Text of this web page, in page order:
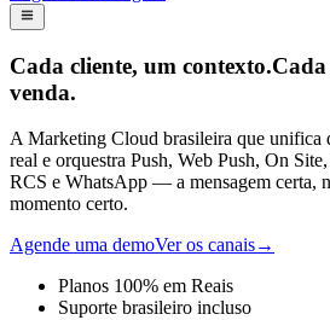
Cada cliente, um contexto.
venda.
A Marketing Cloud brasileira que unifica
real e orquestra Push, Web Push, On
RCS e WhatsApp — a mensagem certa,
momento certo.
Agende uma demoVer os canais→
Planos 100% em Reais
Suporte brasileiro incluso